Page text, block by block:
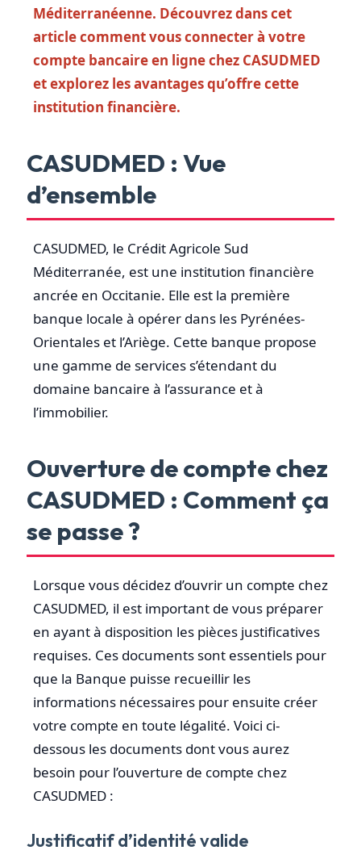
Méditerranéenne. Découvrez dans cet
article comment vous connecter à votre
compte bancaire en ligne chez CASUDMED
et explorez les avantages qu’offre cette
institution financière.
CASUDMED : Vue
d’ensemble
CASUDMED, le Crédit Agricole Sud
Méditerranée, est une institution financière
ancrée en Occitanie. Elle est la première
banque locale à opérer dans les Pyrénées-
Orientales et l’Ariège. Cette banque propose
une gamme de services s’étendant du
domaine bancaire à l’assurance et à
l’immobilier.
Ouverture de compte chez
CASUDMED : Comment ça
se passe ?
Lorsque vous décidez d’ouvrir un compte chez
CASUDMED, il est important de vous préparer
en ayant à disposition les pièces justificatives
requises. Ces documents sont essentiels pour
que la Banque puisse recueillir les
informations nécessaires pour ensuite créer
votre compte en toute légalité. Voici ci-
dessous les documents dont vous aurez
besoin pour l’ouverture de compte chez
CASUDMED :
Justificatif d’identité valide